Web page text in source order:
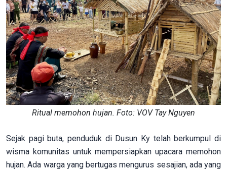
Ritual memohon hujan. Foto: VOV Tay Nguyen
Sejak pagi buta, penduduk di Dusun Ky telah berkumpul di
wisma komunitas untuk mempersiapkan upacara memohon
hujan. Ada warga yang bertugas mengurus sesajian, ada yang